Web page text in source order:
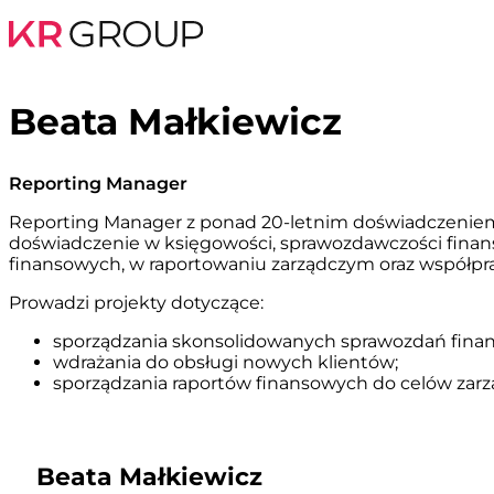
Beata Małkiewicz
Reporting Manager
Reporting Manager z ponad 20-letnim
doświadczenie w księgowości, sprawozdawczości
finansowych, w raportowaniu zarządczym oraz
Prowadzi projekty dotyczące:
sporządzania skonsolidowanych sprawozdań
wdrażania do obsługi nowych klientów;
sporządzania raportów finansowych do celów
Beata Małkiewicz